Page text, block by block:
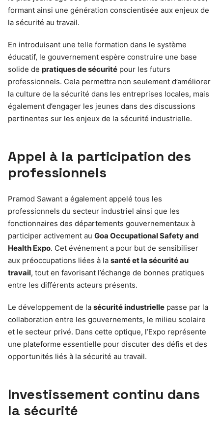
formant ainsi une génération conscientisée aux enjeux de
la sécurité au travail.
En introduisant une telle formation dans le système
éducatif, le gouvernement espère construire une base
solide de pratiques de sécurité pour les futurs
professionnels. Cela permettra non seulement d’améliorer
la culture de la sécurité dans les entreprises locales, mais
également d’engager les jeunes dans des discussions
pertinentes sur les enjeux de la sécurité industrielle.
Appel à la participation des
professionnels
Pramod Sawant a également appelé tous les
professionnels du secteur industriel ainsi que les
fonctionnaires des départements gouvernementaux à
participer activement au Goa Occupational Safety and
Health Expo. Cet événement a pour but de sensibiliser
aux préoccupations liées à la santé et la sécurité au
travail, tout en favorisant l’échange de bonnes pratiques
entre les différents acteurs présents.
Le développement de la sécurité industrielle passe par la
collaboration entre les gouvernements, le milieu scolaire
et le secteur privé. Dans cette optique, l’Expo représente
une plateforme essentielle pour discuter des défis et des
opportunités liés à la sécurité au travail.
Investissement continu dans
la sécurité